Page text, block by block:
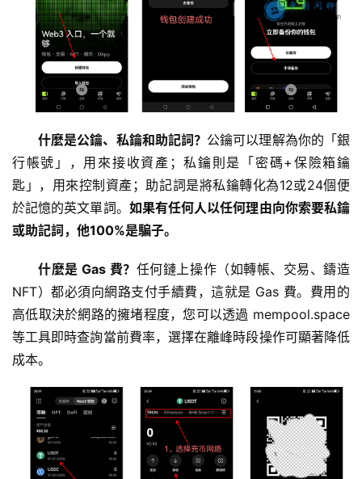
什麼是公鑰、私鑰和助記詞？ 公鑰可以理解為你的「銀
行帳號」，用來接收資產；私鑰則是「密碼+保險箱鑰
匙」，用來控制資產；助記詞是將私鑰轉化為12或24個便
於記憶的英文單詞。 如果有任何人以任何理由向你索要私鑰
或助記詞，他100%是騙子。
什麼是 Gas 費？ 任何鏈上操作（如轉帳、交易、鑄造
NFT）都必須向網路支付手續費，這就是 Gas 費。費用的
高低取決於網路的擁堵程度，您可以透過 mempool.space
等工具即時查詢當前費率，選擇在離峰時段操作可顯著降低
成本。